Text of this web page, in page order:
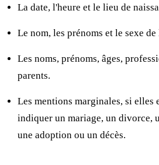
La date, l'heure et le lieu de
Le nom, les prénoms et le sexe de
Les noms, prénoms, âges,
parents.
Les mentions marginales, si elles
indiquer un mariage, un divorce,
une adoption ou un décès.